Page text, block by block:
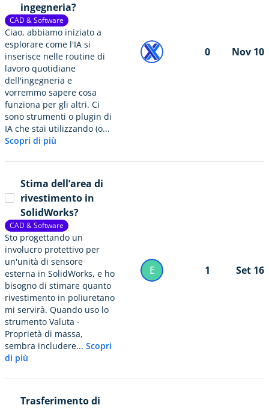
ingegneria?
CAD & Software
Ciao, abbiamo iniziato a
esplorare come l'IA si
inserisce nelle routine di
lavoro quotidiane
dell'ingegneria e
vorremmo sapere cosa
funziona per gli altri. Ci
sono strumenti o plugin di
IA che stai utilizzando (o...
Scopri di più
0 Nov 10
Stima dell’area di
rivestimento in
SolidWorks?
CAD & Software
Sto progettando un
involucro protettivo per
un'unità di sensore
esterna in SolidWorks, e ho
bisogno di stimare quanto
rivestimento in poliuretano
mi servirà. Quando uso lo
strumento Valuta -
Proprietà di massa,
sembra includere... Scopri
di più
E 1 Set 16
Trasferimento di